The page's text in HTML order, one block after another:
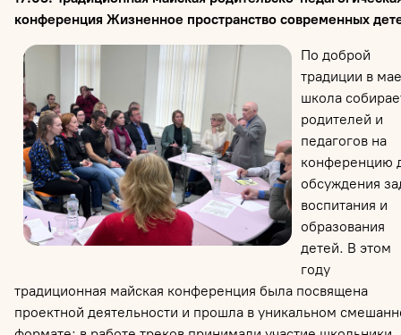
конференция Жизненное пространство современных
По доброй
традиции в мае
школа
родителей и
педагогов на
конференцию
обсуждения
воспитания и
образования
детей. В этом
году
традиционная майская конференция была посвящена
проектной деятельности и прошла в уникальном